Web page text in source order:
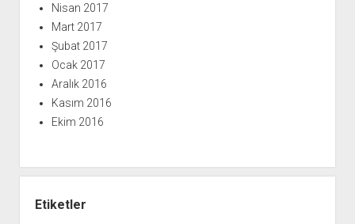
Nisan 2017
Mart 2017
Şubat 2017
Ocak 2017
Aralık 2016
Kasım 2016
Ekim 2016
Etiketler